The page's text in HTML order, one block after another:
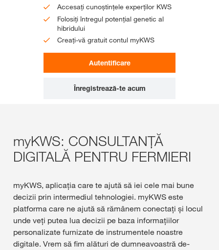
Accesați cunoștințele experților KWS
Folosiți întregul potențial genetic al
hibridului
Creați-vă gratuit contul myKWS
Autentificare
Înregistrează-te acum
myKWS: CONSULTANȚĂ
DIGITALĂ PENTRU FERMIERI
myKWS, aplicaţia care te ajută să iei cele mai bune
decizii prin intermediul tehnologiei. myKWS este
platforma care ne ajută să rămânem conectaţi şi locul
unde veți putea lua decizii pe baza informațiilor
personalizate furnizate de instrumentele noastre
digitale. Vrem să fim alături de dumneavoastră de-